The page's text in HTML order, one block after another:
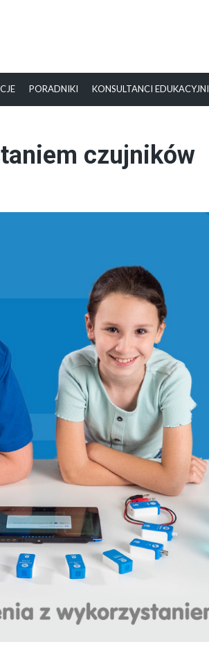
PORADNIKI KONSULTANCI EDUKACYJNI
czujników